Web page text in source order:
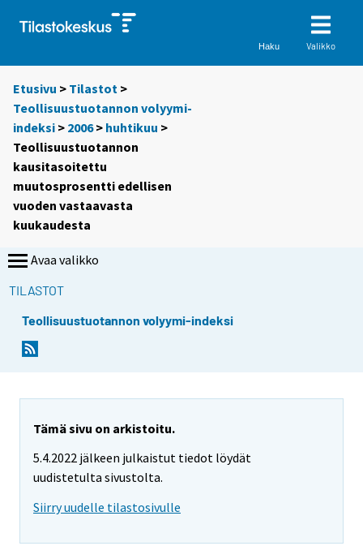
Haku Valikko
Etusivu > Tilastot >
Teollisuustuotannon volyymi-
indeksi > 2006> huhtikuu >
Teollisuustuotannon
kausitasoitettu
muutosprosentti edellisen
vuoden vastaavasta
kuukaudesta
Avaa valikko
TILASTOT
Teollisuustuotannon volyymi-indeksi
Tämä sivu on arkistoitu.
5.4.2022 jälkeen julkaistut tiedot löydät
uudistetulta sivustolta.
Siirry uudelle tilastosivulle